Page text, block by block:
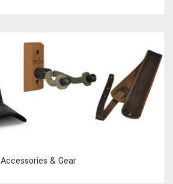
Accessories & Gear